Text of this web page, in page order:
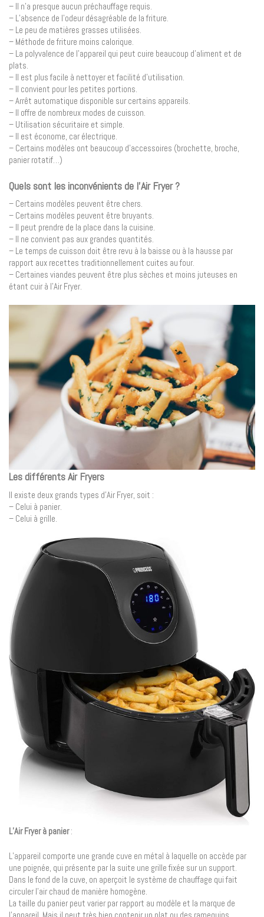
– Il n’a presque aucun préchauffage requis.
– L’absence de l’odeur désagréable de la friture.
– Le peu de matières grasses utilisées.
– Méthode de friture moins calorique.
– La polyvalence de l’appareil qui peut cuire beaucoup d’aliment et de
plats.
– Il est plus facile à nettoyer et facilité d’utilisation.
– Il convient pour les petites portions.
– Arrêt automatique disponible sur certains appareils.
– Il offre de nombreux modes de cuisson.
– Utilisation sécuritaire et simple.
– Il est économe, car électrique.
– Certains modèles ont beaucoup d’accessoires (brochette, broche,
panier rotatif…)
Quels sont les inconvénients de l’Air Fryer ?
– Certains modèles peuvent être chers.
– Certains modèles peuvent être bruyants.
– Il peut prendre de la place dans la cuisine.
– Il ne convient pas aux grandes quantités.
– Le temps de cuisson doit être revu à la baisse ou à la hausse par
rapport aux recettes traditionnellement cuites au four.
– Certaines viandes peuvent être plus sèches et moins juteuses en
étant cuir à l’Air Fryer.
Les différents Air Fryers
Il existe deux grands types d’Air Fryer, soit :
– Celui à panier.
– Celui à grille.
L’Air Fryer à panier:
L’appareil comporte une grande cuve en métal à laquelle on accède par
une poignée, qui présente par la suite une grille fixée sur un support.
Dans le fond de la cuve, on aperçoit le système de chauffage qui fait
circuler l’air chaud de manière homogène.
La taille du panier peut varier par rapport au modèle et la marque de
l’appareil. Mais il peut très bien contenir un plat ou des ramequins.